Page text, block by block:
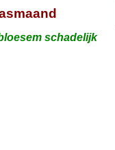
schadelijk